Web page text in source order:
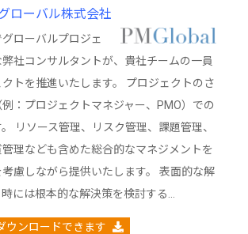
ローバル株式会社
ローバルプロジェ
社コンサルタントが、貴社チームの一員
トを推進いたします。 プロジェクトのさ
：プロジェクトマネジャー、PMO）での
リソース管理、リスク管理、課題管理、
理なども含めた総合的なマネジメントを
慮しながら提供いたします。 表面的な解
には根本的な解決策を検討する…
ウンロードできます